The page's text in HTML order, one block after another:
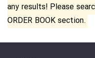
any results! Please
ORDER BOOK section.